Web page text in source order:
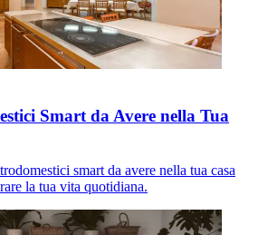
Smart da Avere nella Tua
smart da avere nella tua casa
la tua vita quotidiana.